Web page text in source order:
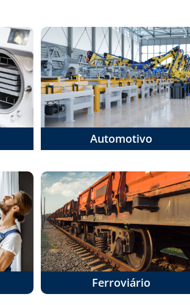
Automotivo
Ferroviário